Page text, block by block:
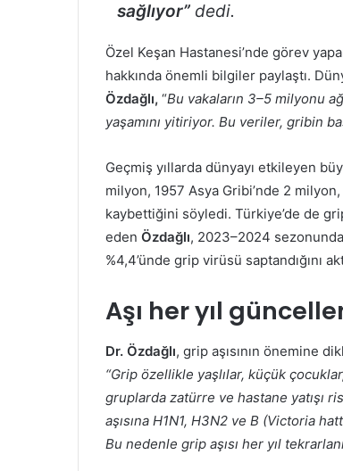
sağlıyor” dedi.
Özel Keşan Hastanesi’nde görev
hakkında önemli bilgiler paylaştı.
Özdağlı, “Bu vakaların 3–5 milyonu
yaşamını yitiriyor. Bu veriler, gribin
Geçmiş yıllarda dünyayı etkileyen
milyon, 1957 Asya Gribi’nde 2
kaybettiğini söyledi. Türkiye’de de
eden Özdağlı, 2023–2024
%4,4’ünde grip virüsü saptandığını
Aşı her yıl
Dr. Özdağlı, grip aşısının önemine
“Grip özellikle yaşlılar, küçük
gruplarda zatürre ve hastane yatışı
aşısına H1N1, H3N2 ve B (Victoria
Bu nedenle grip aşısı her yıl